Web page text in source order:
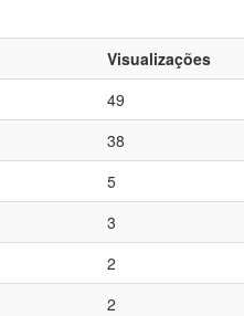
Visualizações
49
38
5
3
2
2